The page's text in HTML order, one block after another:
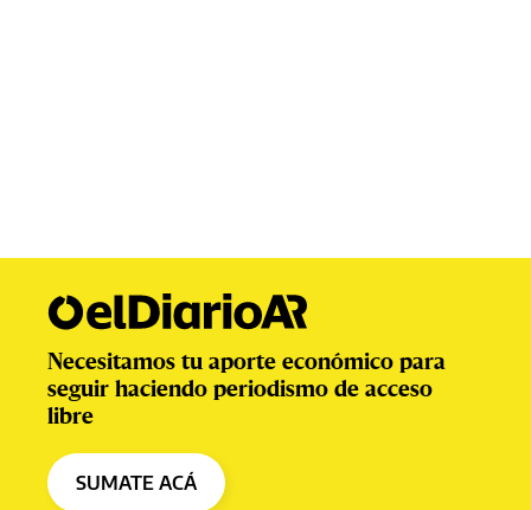
Necesitamos tu aporte económico para
seguir haciendo periodismo de acceso
libre
SUMATE ACÁ